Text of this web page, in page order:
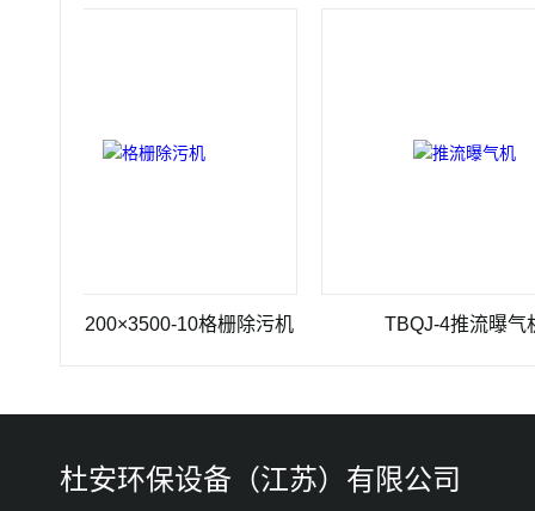
1200×3500-10格栅除污机 TBQJ-4推流曝气机
杜安环保设备（江苏）有限公司